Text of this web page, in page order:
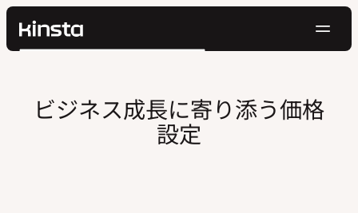
Kinsta®
ー
価格設定
検
ビジネス成長に寄り添う価格
設定